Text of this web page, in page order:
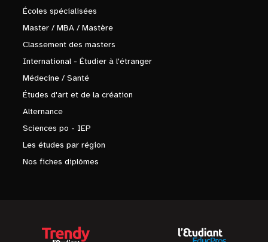
Écoles spécialisées
Master / MBA / Mastère
Classement des masters
International - Étudier à l'étranger
Médecine / Santé
Études d'art et de la création
Alternance
Sciences po - IEP
Les études par région
Nos fiches diplômes